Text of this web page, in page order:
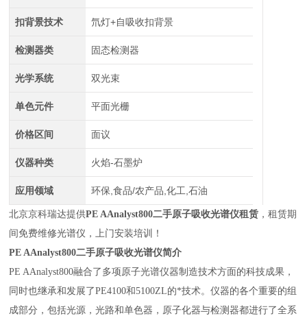
扣背景技术 氘灯+自吸收扣背景
检测器类 固态检测器
光学系统 双光束
单色元件 平面光栅
价格区间 面议
仪器种类 火焰-石墨炉
应用领域 环保,食品/农产品,化工,石油
北京京科瑞达提供PE AAnalyst800二手原子吸收光谱仪租赁 ，租赁期
间免费维修光谱仪，上门安装培训！
PE AAnalyst800二手原子吸收光谱仪简介
PE AAnalyst800融合了多项原子光谱仪器制造技术方面的科技成果，
同时也继承和发展了PE4100和5100ZL的*技术。仪器的各个重要的组
成部分，包括光源，光路和单色器，原子化器与检测器都进行了全系